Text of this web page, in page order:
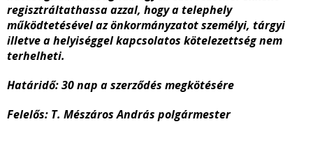
regisztráltathassa azzal, hogy a telephely
működtetésével az önkormányzatot személyi, tárgyi
illetve a helyiséggel kapcsolatos kötelezettség nem
terhelheti.
Határidő: 30 nap a szerződés megkötésére
Felelős: T. Mészáros András polgármester